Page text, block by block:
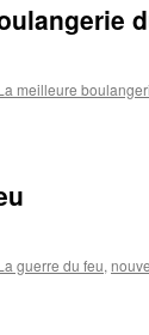
meilleure
guerre du feu,